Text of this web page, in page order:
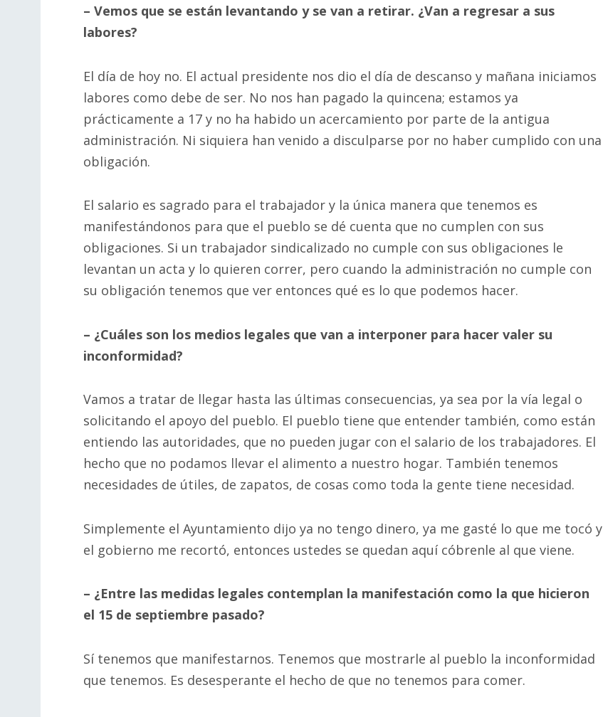
– Vemos que se están levantando y se van a retirar. ¿Van a regresar a sus
labores?
El día de hoy no. El actual presidente nos dio el día de descanso y mañana iniciamos
labores como debe de ser. No nos han pagado la quincena; estamos ya
prácticamente a 17 y no ha habido un acercamiento por parte de la antigua
administración. Ni siquiera han venido a disculparse por no haber cumplido con una
obligación.
El salario es sagrado para el trabajador y la única manera que tenemos es
manifestándonos para que el pueblo se dé cuenta que no cumplen con sus
obligaciones. Si un trabajador sindicalizado no cumple con sus obligaciones le
levantan un acta y lo quieren correr, pero cuando la administración no cumple con
su obligación tenemos que ver entonces qué es lo que podemos hacer.
– ¿Cuáles son los medios legales que van a interponer para hacer valer su
inconformidad?
Vamos a tratar de llegar hasta las últimas consecuencias, ya sea por la vía legal o
solicitando el apoyo del pueblo. El pueblo tiene que entender también, como están
entiendo las autoridades, que no pueden jugar con el salario de los trabajadores. El
hecho que no podamos llevar el alimento a nuestro hogar. También tenemos
necesidades de útiles, de zapatos, de cosas como toda la gente tiene necesidad.
Simplemente el Ayuntamiento dijo ya no tengo dinero, ya me gasté lo que me tocó y
el gobierno me recortó, entonces ustedes se quedan aquí cóbrenle al que viene.
– ¿Entre las medidas legales contemplan la manifestación como la que hicieron
el 15 de septiembre pasado?
Sí tenemos que manifestarnos. Tenemos que mostrarle al pueblo la inconformidad
que tenemos. Es desesperante el hecho de que no tenemos para comer.